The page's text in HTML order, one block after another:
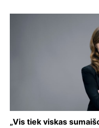
„Vis tiek viskas